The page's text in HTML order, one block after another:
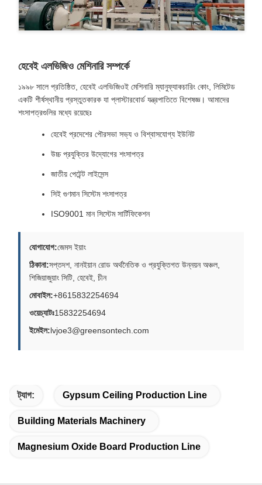
হেবেই এলভিজিও মেশিনারি সম্পর্কে
১৯৯৮ সালে প্রতিষ্ঠিত, হেবেই এলভিজিওই মেশিনারি ম্যানুফ্যাকচারিং কোং, লিমিটেড
একটি শীর্ষস্থানীয় প্রস্তুতকারক যা প্লাস্টারবোর্ড যন্ত্রপাতিতে বিশেষজ্ঞ। আমাদের
শংসাপত্রগুলির মধ্যে রয়েছেঃ
হেবেই প্রদেশের পৌরসভা সভ্য ও বিশ্বাসযোগ্য ইউনিট
উচ্চ প্রযুক্তির উদ্যোগের শংসাপত্র
জাতীয় পেটেন্ট লাইসেন্স
সিই গুণমান সিস্টেম শংসাপত্র
ISO9001 মান সিস্টেম সার্টিফিকেশন
যোগাযোগ:জেমস ইয়াং
ঠিকানা:সপ্তদশ, নানইয়ান রোড অর্থনৈতিক ও প্রযুক্তিগত উন্নয়ন অঞ্চল,
শিজিয়াজুয়াং সিটি, হেবেই, চীন
মোবাইল:+8615832254694
ওয়েচ্যাটঃ15832254694
ইমেইল:lvjoe3@greensontech.com
ট্যাগ: Gypsum Ceiling Production Line
Building Materials Machinery
Magnesium Oxide Board Production Line